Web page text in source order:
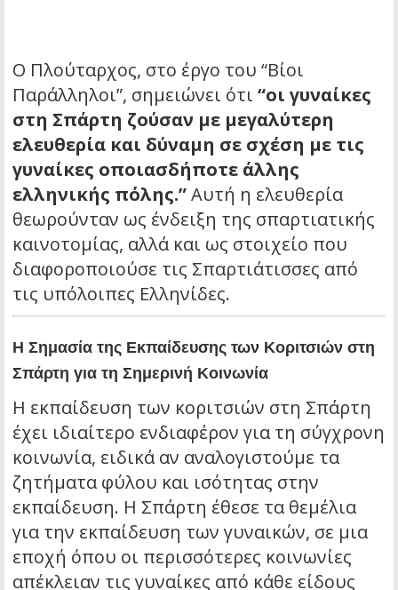
Ο Πλούταρχος, στο έργο του “Βίοι
Παράλληλοι”, σημειώνει ότι “οι γυναίκες
στη Σπάρτη ζούσαν με μεγαλύτερη
ελευθερία και δύναμη σε σχέση με τις
γυναίκες οποιασδήποτε άλλης
ελληνικής πόλης.”Αυτή η ελευθερία
θεωρούνταν ως ένδειξη της σπαρτιατικής
καινοτομίας, αλλά και ως στοιχείο που
διαφοροποιούσε τις Σπαρτιάτισσες από
τις υπόλοιπες Ελληνίδες.
Η Σημασία της Εκπαίδευσης των Κοριτσιών στη
Σπάρτη για τη Σημερινή Κοινωνία
Η εκπαίδευση των κοριτσιών στη Σπάρτη
έχει ιδιαίτερο ενδιαφέρον για τη σύγχρονη
κοινωνία, ειδικά αν αναλογιστούμε τα
ζητήματα φύλου και ισότητας στην
εκπαίδευση. Η Σπάρτη έθεσε τα θεμέλια
για την εκπαίδευση των γυναικών, σε μια
εποχή όπου οι περισσότερες κοινωνίες
απέκλειαν τις γυναίκες από κάθε είδους